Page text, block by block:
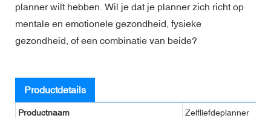
planner wilt hebben. Wil je dat je planner zich richt op
mentale en emotionele gezondheid, fysieke
gezondheid, of een combinatie van beide?
Productdetails
Productnaam Zelfliefdeplanner